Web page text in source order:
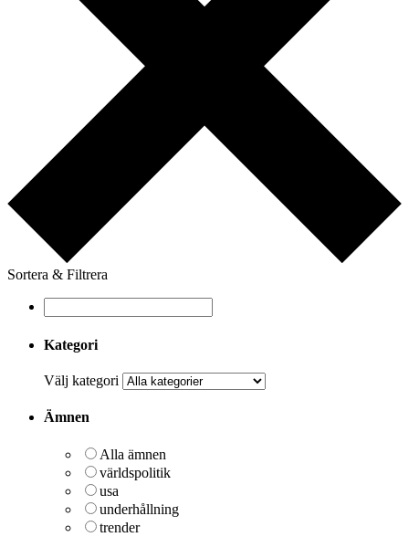
Sortera & Filtrera
Kategori
Välj kategori
Ämnen
Alla ämnen
världspolitik
usa
underhållning
trender